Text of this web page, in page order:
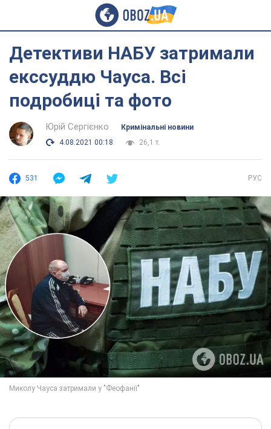
Детективи НАБУ затримали
екссуддю Чауса. Всі
подробиці та фото
Юрій Сергієнко
Кримінальні новини
4.08.2021 00:18
26,1 т.
531 РУС